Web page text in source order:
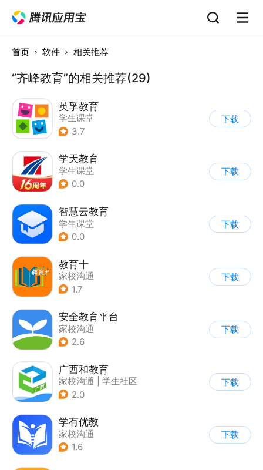
首页 软件 相关推荐
“齐峰教育”的相关推荐(29)
英孚教育
学生课堂
3.7
下载
学天教育
学生课堂
0.0
下载
智慧云教育
学生课堂
0.0
下载
教育十
家校沟通
1.7
下载
安全教育平台
家校沟通
2.6
下载
广西和教育
家校沟通
学生社区
2.0
下载
学有优教
家校沟通
1.6
下载